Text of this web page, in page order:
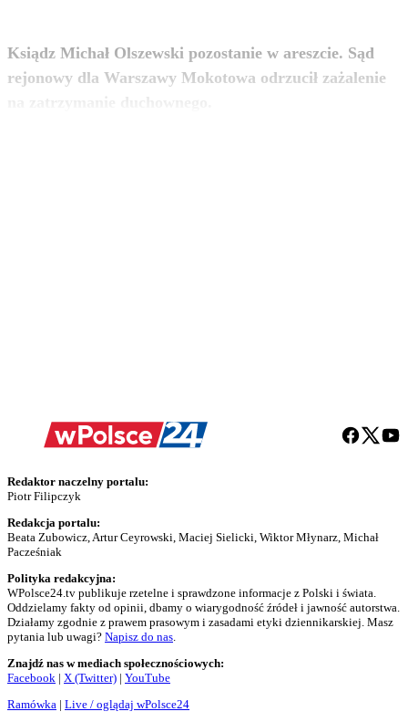
Ksiądz Michał Olszewski pozostanie w areszcie. Sąd
rejonowy dla Warszawy Mokotowa odrzucił zażalenie
zobacz więcej
Redaktor naczelny portalu:
Piotr Filipczyk
Redakcja portalu:
Beata Zubowicz, Artur Ceyrowski, Maciej Sielicki, Wiktor Młynarz, Michał
Pacześniak
Polityka redakcyjna:
WPolsce24.tv publikuje rzetelne i sprawdzone informacje z Polski i świata.
Oddzielamy fakty od opinii, dbamy o wiarygodność źródeł i jawność autorstwa.
Działamy zgodnie z prawem prasowym i zasadami etyki dziennikarskiej. Masz
pytania lub uwagi? Napisz do nas
Znajdź nas w mediach społecznościowych:
Facebook | X (Twitter) | YouTube
Ramówka | Live / oglądaj wPolsce24